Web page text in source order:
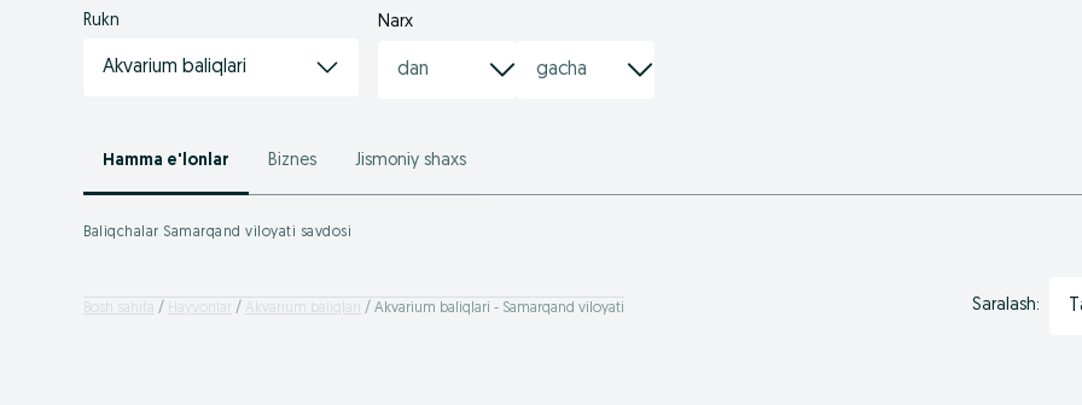
Rukn
Akvarium baliqlari
Narx
Hamma e'lonlar Biznes Jismoniy shaxs
Baliqchalar Samarqand viloyati savdosi
Bosh sahifa Hayvonlar Akvarium baliqlari Akvarium baliqlari - Samarqand viloyati Saralash: